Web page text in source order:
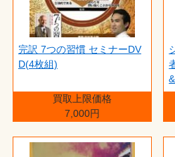
完訳 7つの習慣 セミナーDV
D(4枚組)
買取上限価格
7,000円